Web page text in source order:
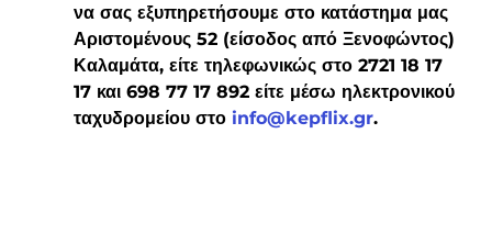
να σας εξυπηρετήσουμε στο κατάστημα μας
Αριστομένους 52 (είσοδος από Ξενοφώντος)
Καλαμάτα, είτε τηλεφωνικώς στο 2721 18 17
17 και 698 77 17 892 είτε μέσω ηλεκτρονικού
ταχυδρομείου στο info@kepflix.gr.